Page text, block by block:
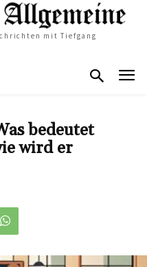
mit Tiefgang
bedeutet
wird er